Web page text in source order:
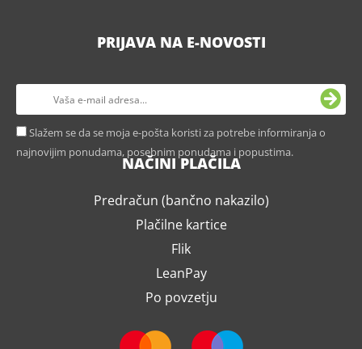
PRIJAVA NA E-NOVOSTI
Slažem se da se moja e-pošta koristi za potrebe informiranja o
najnovijim ponudama, posebnim ponudama i popustima.
NAČINI PLAČILA
Predračun (bančno nakazilo)
Plačilne kartice
Flik
LeanPay
Po povzetju